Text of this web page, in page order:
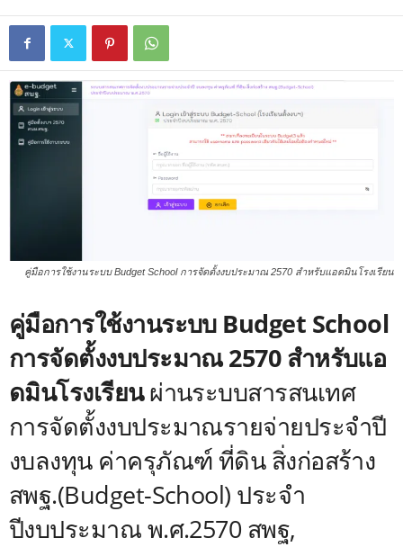
คู่มือการใช้งานระบบ Budget School การจัดตั้งงบประมาณ 2570 สำหรับแอดมินโรงเรียน
คู่มือการใช้งานระบบ Budget School
การจัดตั้งงบประมาณ 2570 สำหรับแอ
ดมินโรงเรียนผ่านระบบสารสนเทศ
การจัดตั้งงบประมาณรายจ่ายประจำปี
งบลงทุน ค่าครุภัณฑ์ ที่ดิน สิ่งก่อสร้าง
สพฐ.(Budget-School) ประจำ
ปีงบประมาณ พ.ศ.2570 สพฐ,